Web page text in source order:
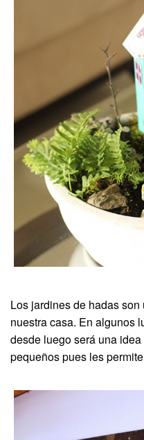
Los jardines de hadas
nuestra casa. En algunos
desde luego será una
pequeños pues les